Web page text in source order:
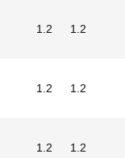
1.2 1.2
1.2 1.2
1.2 1.2